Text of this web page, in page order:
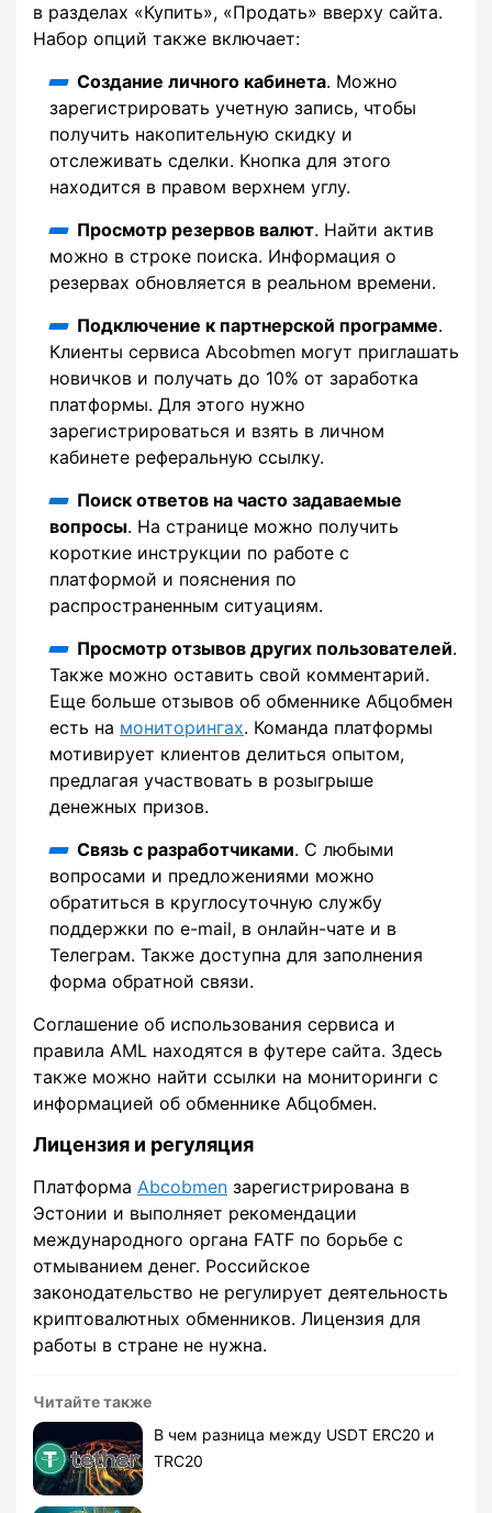
в разделах «Купить», «Продать» вверху сайта.
Набор опций также включает:
Создание личного кабинета. Можно
зарегистрировать учетную запись, чтобы
получить накопительную скидку и
отслеживать сделки. Кнопка для этого
находится в правом верхнем углу.
Просмотр резервов валют. Найти актив
можно в строке поиска. Информация о
резервах обновляется в реальном времени.
Подключение к партнерской программе.
Клиенты сервиса Abcobmen могут приглашать
новичков и получать до 10% от заработка
платформы. Для этого нужно
зарегистрироваться и взять в личном
кабинете реферальную ссылку.
Поиск ответов на часто задаваемые
вопросы. На странице можно получить
короткие инструкции по работе с
платформой и пояснения по
распространенным ситуациям.
Просмотр отзывов других пользователей.
Также можно оставить свой комментарий.
Еще больше отзывов об обменнике Абцобмен
есть на мониторингах. Команда платформы
мотивирует клиентов делиться опытом,
предлагая участвовать в розыгрыше
денежных призов.
Связь с разработчиками. С любыми
вопросами и предложениями можно
обратиться в круглосуточную службу
поддержки по e-mail, в онлайн-чате и в
Телеграм. Также доступна для заполнения
форма обратной связи.
Соглашение об использования сервиса и
правила AML находятся в футере сайта. Здесь
также можно найти ссылки на мониторинги с
информацией об обменнике Абцобмен.
Лицензия и регуляция
Платформа Abcobmen зарегистрирована в
Эстонии и выполняет рекомендации
международного органа FATF по борьбе с
отмыванием денег. Российское
законодательство не регулирует деятельность
криптовалютных обменников. Лицензия для
работы в стране не нужна.
Читайте также
В чем разница между USDT ERC20 и
TRC20